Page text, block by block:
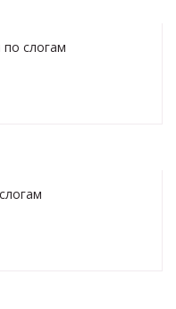
слогам